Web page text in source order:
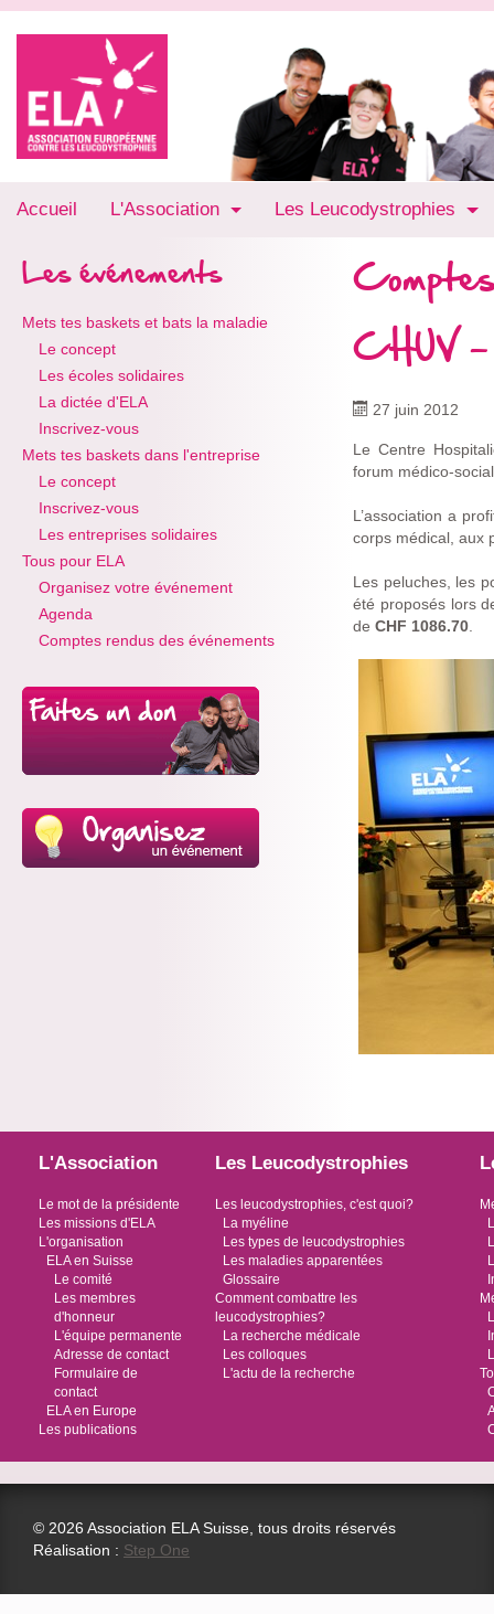
Accueil L'Association Les Leucodystrophies
Les événements
Mets tes baskets et bats la maladie
Le concept
Les écoles solidaires
La dictée d'ELA
Inscrivez-vous
Mets tes baskets dans l'entreprise
Le concept
Inscrivez-vous
Les entreprises solidaires
Tous pour ELA
Organisez votre événement
Agenda
Comptes rendus des événements
CHUV
27 juin 2012
Le Centre
forum médico-
L’association a
corps médical, aux
Les peluches, les
été proposés lors
de CHF 1086.70.
L'Association
Le mot de la présidente
Les missions d'ELA
L'organisation
ELA en Suisse
Le comité
Les membres
d'honneur
L'équipe permanente
Adresse de contact
Formulaire de
contact
ELA en Europe
Les publications
Les Leucodystrophies
Les leucodystrophies, c'est quoi?
La myéline
Les types de leucodystrophies
Les maladies apparentées
Glossaire
Comment combattre les
leucodystrophies?
La recherche médicale
Les colloques
L'actu de la recherche
© 2026 Association ELA Suisse, tous droits réservés
Réalisation : Step One